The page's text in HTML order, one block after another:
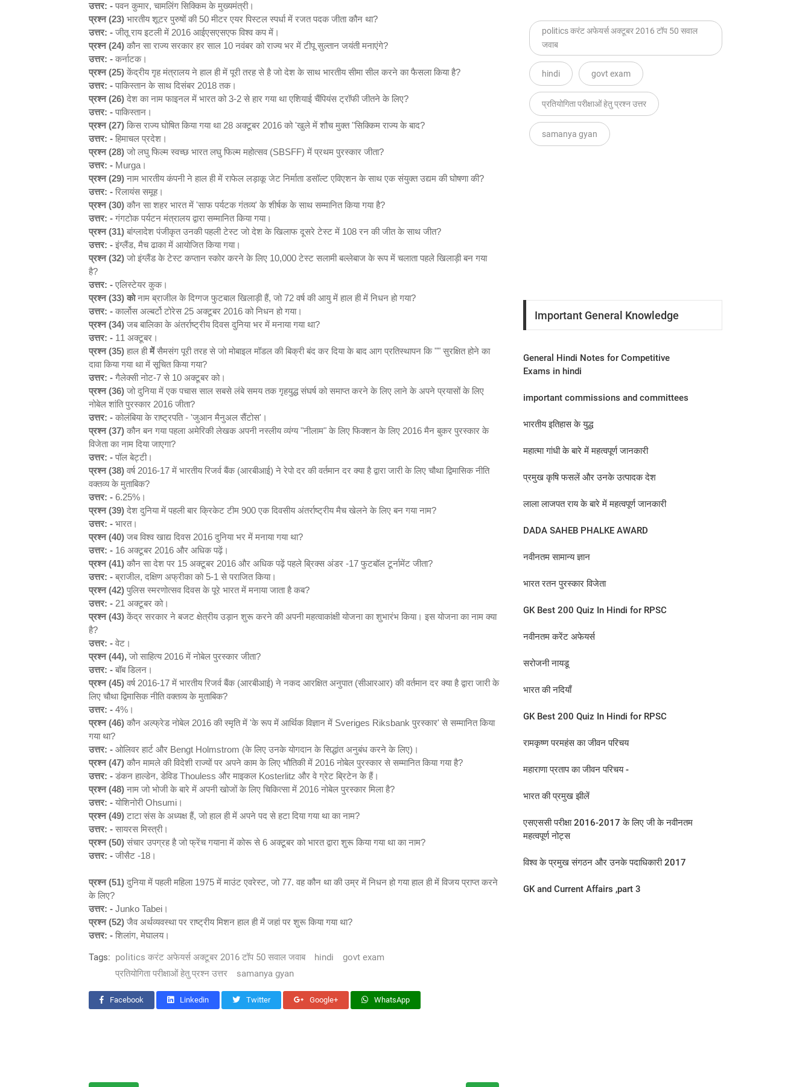
उत्तर: - पवन कुमार, चामलिंग सिक्किम के मुख्यमंत्री।
प्रश्न (23) भारतीय शूटर पुरुषों की 50 मीटर एयर पिस्टल स्पर्धा में रजत पदक जीता कौन था?
उत्तर: - जीतू राय इटली में 2016 आईएसएसएफ विश्व कप में।
प्रश्न (24) कौन सा राज्य सरकार हर साल 10 नवंबर को राज्य भर में टीपू सुल्तान जयंती मनाएंगे?
उत्तर: - कर्नाटक।
प्रश्न (25) केंद्रीय गृह मंत्रालय ने हाल ही में पूरी तरह से है जो देश के साथ भारतीय सीमा सील करने का फैसला किया है?
उत्तर: - पाकिस्तान के साथ दिसंबर 2018 तक।
प्रश्न (26) देश का नाम फाइनल में भारत को 3-2 से हार गया था एशियाई चैंपियंस ट्रॉफी जीतने के लिए?
उत्तर: - पाकिस्तान।
प्रश्न (27) किस राज्य घोषित किया गया था 28 अक्टूबर 2016 को 'खुले में शौच मुक्त "सिक्किम राज्य के बाद?
उत्तर: - हिमाचल प्रदेश।
प्रश्न (28) जो लघु फिल्म स्वच्छ भारत लघु फिल्म महोत्सव (SBSFF) में प्रथम पुरस्कार जीता?
उत्तर: - Murga।
प्रश्न (29) नाम भारतीय कंपनी ने हाल ही में राफेल लड़ाकू जेट निर्माता डसॉल्ट एविएशन के साथ एक संयुक्त उद्यम की घोषणा की?
उत्तर: - रिलायंस समूह।
प्रश्न (30) कौन सा शहर भारत में 'साफ पर्यटक गंतव्य' के शीर्षक के साथ सम्मानित किया गया है?
उत्तर: - गंगटोक पर्यटन मंत्रालय द्वारा सम्मानित किया गया।
प्रश्न (31) बांग्लादेश पंजीकृत उनकी पहली टेस्ट जो देश के खिलाफ दूसरे टेस्ट में 108 रन की जीत के साथ जीत?
उत्तर: - इंग्लैंड, मैच ढाका में आयोजित किया गया।
प्रश्न (32) जो इंग्लैंड के टेस्ट कप्तान स्कोर करने के लिए 10,000 टेस्ट सलामी बल्लेबाज के रूप में चलाता पहले खिलाड़ी बन गया
है?
उत्तर: - एलिस्टेयर कुक।
प्रश्न (33) कोनाम ब्राजील के दिग्गज फुटबाल खिलाड़ी हैं, जो 72 वर्ष की आयु में हाल ही में निधन हो गया?
उत्तर: - कार्लोस अल्बर्टो टोरेस 25 अक्टूबर 2016 को निधन हो गया।
प्रश्न (34) जब बालिका के अंतर्राष्ट्रीय दिवस दुनिया भर में मनाया गया था?
उत्तर: - 11 अक्टूबर।
प्रश्न (35) हाल हीमेंसैमसंग पूरी तरह से जो मोबाइल मॉडल की बिक्री बंद कर दिया के बाद आग प्रतिस्थापन कि "" सुरक्षित होने का
दावा किया गया था में सूचित किया गया?
उत्तर: - गैलेक्सी नोट-7 से 10 अक्टूबर को।
प्रश्न (36) जो दुनिया में एक पचास साल सबसे लंबे समय तक गृहयुद्ध संघर्ष को समाप्त करने के लिए लाने के अपने प्रयासों के लिए
नोबेल शांति पुरस्कार 2016 जीता?
उत्तर: - कोलंबिया के राष्ट्रपति - 'जुआन मैनुअल सैंटोस'।
प्रश्न (37) कौन बन गया पहला अमेरिकी लेखक अपनी नस्लीय व्यंग्य "नीलाम" के लिए फिक्शन के लिए 2016 मैन बुकर पुरस्कार के
विजेता का नाम दिया जाएगा?
उत्तर: - पॉल बेट्टी।
प्रश्न (38) वर्ष 2016-17 में भारतीय रिजर्व बैंक (आरबीआई) ने रेपो दर की वर्तमान दर क्या है द्वारा जारी के लिए चौथा द्विमासिक नीति
वक्तव्य के मुताबिक?
उत्तर: - 6.25%।
प्रश्न (39) देश दुनिया में पहली बार क्रिकेट टीम 900 एक दिवसीय अंतर्राष्ट्रीय मैच खेलने के लिए बन गया नाम?
उत्तर: - भारत।
प्रश्न (40) जब विश्व खाद्य दिवस 2016 दुनिया भर में मनाया गया था?
उत्तर: - 16 अक्टूबर 2016 और अधिक पढ़ें।
प्रश्न (41) कौन सा देश पर 15 अक्टूबर 2016 और अधिक पढ़ें पहले ब्रिक्स अंडर -17 फुटबॉल टूर्नामेंट जीता?
उत्तर: - ब्राजील, दक्षिण अफ्रीका को 5-1 से पराजित किया।
प्रश्न (42) पुलिस स्मरणोत्सव दिवस के पूरे भारत में मनाया जाता है कब?
उत्तर: - 21 अक्टूबर को।
प्रश्न (43) केंद्र सरकार ने बजट क्षेत्रीय उड़ान शुरू करने की अपनी महत्वाकांक्षी योजना का शुभारंभ किया। इस योजना का नाम क्या
है?
उत्तर: - वेट।
प्रश्न (44), जो साहित्य 2016 में नोबेल पुरस्कार जीता?
उत्तर: - बॉब डिलन।
प्रश्न (45) वर्ष 2016-17 में भारतीय रिजर्व बैंक (आरबीआई) ने नकद आरक्षित अनुपात (सीआरआर) की वर्तमान दर क्या है द्वारा जारी के
लिए चौथा द्विमासिक नीति वक्तव्य के मुताबिक?
उत्तर: - 4%।
प्रश्न (46) कौन अल्फ्रेड नोबेल 2016 की स्मृति में 'के रूप में आर्थिक विज्ञान में Sveriges Riksbank पुरस्कार' से सम्मानित किया
गया था?
उत्तर: - ओलिवर हार्ट और Bengt Holmstrom (के लिए उनके योगदान के सिद्धांत अनुबंध करने के लिए)।
प्रश्न (47) कौन मामले की विदेशी राज्यों पर अपने काम के लिए भौतिकी में 2016 नोबेल पुरस्कार से सम्मानित किया गया है?
उत्तर: - डंकन हाल्डेन, डेविड Thouless और माइकल Kosterlitz और वे ग्रेट ब्रिटेन के हैं।
प्रश्न (48) नाम जो भोजी के बारे में अपनी खोजों के लिए चिकित्सा में 2016 नोबेल पुरस्कार मिला है?
उत्तर: - योशिनोरी Ohsumi।
प्रश्न (49) टाटा संस के अध्यक्ष हैं, जो हाल ही में अपने पद से हटा दिया गया था का नाम?
उत्तर: - सायरस मिस्त्री।
प्रश्न (50) संचार उपग्रह है जो फ्रेंच गयाना में कोरू से 6 अक्टूबर को भारत द्वारा शुरू किया गया था का नाम?
उत्तर: - जीसैट -18।
प्रश्न (51) दुनिया में पहली महिला 1975 में माउंट एवरेस्ट, जो 77. वह कौन था की उम्र में निधन हो गया हाल ही में विजय प्राप्त करने
के लिए?
उत्तर: - Junko Tabei।
प्रश्न (52) जैव अर्थव्यवस्था पर राष्ट्रीय मिशन हाल ही में जहां पर शुरू किया गया था?
उत्तर: - शिलांग, मेघालय।
Tags: politics करंट अफेयर्स अक्टूबर 2016 टॉप 50 सवाल जवाब hindi
govt exam
प्रतियोगिता परीक्षाओं हेतु प्रश्न उत्तर
samanya gyan
Facebook Linkedin Twitter Google+ WhatsApp
politics करंट अफेयर्स अक्टूबर 2016 टॉप 50 सवाल
जवाब
hindi govt exam
प्रतियोगिता परीक्षाओं हेतु प्रश्न उत्तर
samanya gyan
Important General Knowledge
General Hindi Notes for Competitive
Exams in hindi
important commissions and committees
भारतीय इतिहास के युद्ध
महात्मा गांधी के बारे में महत्वपूर्ण जानकारी
प्रमुख कृषि फसलें और उनके उत्पादक देश
लाला लाजपत राय के बारे में महत्‍वपूर्ण जानकारी
DADA SAHEB PHALKE AWARD
नवीनतम सामान्य ज्ञान
भारत रतन पुरस्कार विजेता
GK Best 200 Quiz In Hindi for RPSC
नवीनतम करेंट अफेयर्स
सरोजनी नायडू
भारत की नदियाँ
GK Best 200 Quiz In Hindi for RPSC
रामकृष्ण परमहंस का जीवन परिचय
महाराणा प्रताप का जीवन प‍रिचय -
भारत की प्रमुख झीलें
एसएससी परीक्षा 2016-2017 के लिए जी के नवीनतम
महत्वपूर्ण नोट्स
विश्व के प्रमुख संगठन और उनके पदाधिकारी 2017
GK and Current Affairs ,part 3